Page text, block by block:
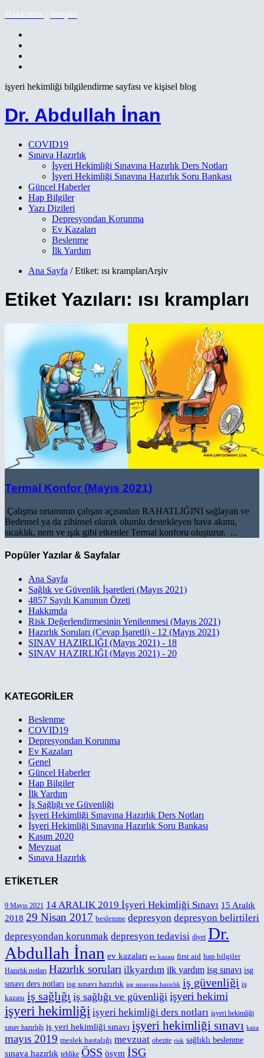
Hakkımda | İletişim
işyeri hekimliği bilgilendirme sayfası ve kişisel blog
Dr. Abdullah İnan
COVID19
Sınava Hazırlık
İşyeri Hekimliği Sınavına Hazırlık Ders Notları
İşyeri Hekimliği Sınavına Hazırlık Soru Bankası
Güncel Haberler
Hap Bilgiler
Yazı Dizileri
Depresyondan Korunma
Ev Kazaları
Beslenme
İlk Yardım
Ana Sayfa / Etiket: ısı kramplarıArşiv
Etiket Yazıları: ısı krampları
Termal Konfor (Mayıs 2021)
Çalışma ortamının çalışan açısından RAHATLIĞINI sağlayan ve
Bedensel ya da zihinsel olarak olumlu destekleyen hava akımı,
sıcaklık, nem ve ışık gibi etkenler Termal konforu oluşturur. ...
Popüler Yazılar & Sayfalar
Ana Sayfa
Sağlık ve Güvenlik İşaretleri (Mayıs 2021)
4857 Sayılı Kanunun Özeti
Hakkımda
Risk Değerlendirmesinin Yenilenmesi (Mayıs 2021)
Hazırlık Soruları (Cevap İşaretli) - 12 (Mayıs 2021)
SINAV HAZIRLIĞI (Mayıs 2021) - 18
SINAV HAZIRLIĞI (Mayıs 2021) - 20
KATEGORİLER
Beslenme
COVID19
Depresyondan Korunma
Ev Kazaları
Genel
Güncel Haberler
Hap Bilgiler
İlk Yardım
İş Sağlığı ve Güvenliği
İşyeri Hekimliği Sınavına Hazırlık Ders Notları
İşyeri Hekimliği Sınavına Hazırlık Soru Bankası
Kasım 2020
Mevzuat
Sınava Hazırlık
ETİKETLER
9 Mayıs 2021 14 ARALIK 2019 İşyeri Hekimliği Sınavı 15 Aralık
2018 29 Nisan 2017 beslenme depresyon depresyon belirtileri
depresyondan korunmak depresyon tedavisi diyet Dr.
Abdullah İnan ev kazaları ev kazası first aid hap bilgiler
Hazırlık notları Hazırlık soruları ilkyardım ilk yardım isg sınavı isg
sınavı ders notları isg sınavı hazırlık isg sınavına hazırlık iş güvenliği iş
kazası iş sağlığı iş sağlığı ve güvenliği işyeri hekimi
işyeri hekimliği işyeri hekimliği ders notları işyeri hekimliği
sınav hazırlığı iş yeri hekimliği sınavı işyeri hekimliği sınavı kaza
mayıs 2019 meslek hastalığı mevzuat obezite risk sağlıklı beslenme
sınava hazırlık tehlike ÖSS ösym İSG